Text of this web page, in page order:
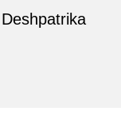
Deshpatrika